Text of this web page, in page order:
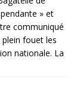
» et
communiqué
fouet les
nationale. La